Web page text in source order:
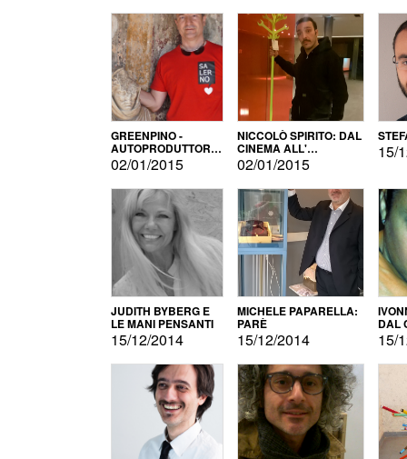
GREENPINO -
AUTOPRODUTTORE
PER AMORE
02/01/2015
NICCOLÒ SPIRITO: DAL
CINEMA ALL'
AUTOPRODUZIONE
02/01/2015
15/
JUDITH BYBERG E
LE MANI PENSANTI
15/12/2014
MICHELE PAPARELLA:
PARÈ
15/12/2014
DAL
15/